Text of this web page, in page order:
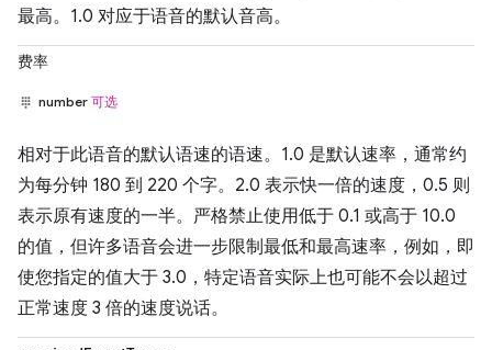
最高。1.0 对应于语音的默认音高。
费率
number 可选
相对于此语音的默认语速的语速。1.0 是默认速率，通常约
为每分钟 180 到 220 个字。2.0 表示快一倍的速度，0.5 则
表示原有速度的一半。严格禁止使用低于 0.1 或高于 10.0
的值，但许多语音会进一步限制最低和最高速率，例如，即
使您指定的值大于 3.0，特定语音实际上也可能不会以超过
正常速度 3 倍的速度说话。